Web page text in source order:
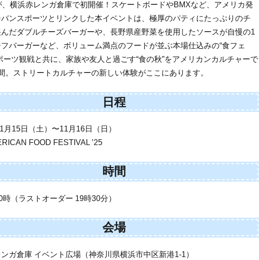
、横浜赤レンガ倉庫で初開催！スケートボードやBMXなど、アメリカ発
ンスポーツとリンクした本イベントは、極厚のパティにたっぷりのチ
だダブルチーズバーガーや、長野県産野菜を使用したソースが自慢の1
バーガーなど、ボリューム満点のフードが並ぶ本場仕込みの“食フェ
ーツ観戦と共に、家族や友人と過ごす“食の秋”をアメリカンカルチャーで
。ストリートカルチャーの新しい体験がここにあります。
日程
月15日（土）〜11月16日（日）
FOOD FESTIVAL ’25
時間
時（ラストオーダー 19時30分）
会場
ガ倉庫 イベント広場（神奈川県横浜市中区新港1-1）